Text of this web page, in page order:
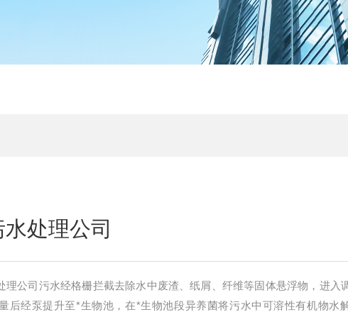
处理公司
理公司污水经格栅拦截去除水中废渣、纸屑、纤维等固体悬浮物，进入
后经泵提升至*生物池，在*生物池段异养菌将污水中可溶性有机物水